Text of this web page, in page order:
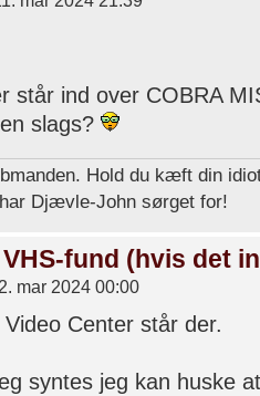
står ind over COBRA
slags?
Hold du kæft din
Djævle-John sørget for!
fund (hvis det
mar 2024 00:00
Center står der.
syntes jeg kan huske